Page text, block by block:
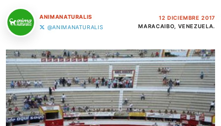
ANIMANATURALIS
@ANIMANATURALIS
12 DICIEMBRE 2017
MARACAIBO, VENEZUELA.